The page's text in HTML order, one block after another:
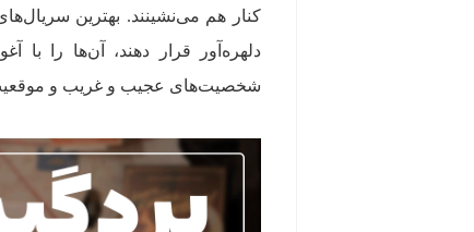
کنار هم می‌نشینند. بهترین
دلهره‌آور قرار دهند، آن‌ها را با
شخصیت‌های عجیب و غریب و